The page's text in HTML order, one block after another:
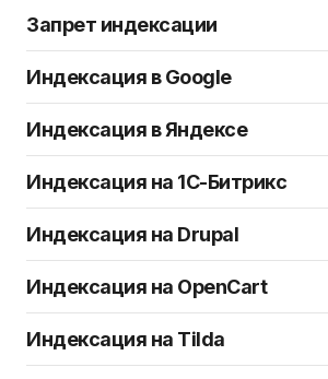
Запрет индексации
Индексация в Google
Индексация в Яндексе
Индексация на 1C-Битрикс
Индексация на Drupal
Индексация на OpenCart
Индексация на Tilda